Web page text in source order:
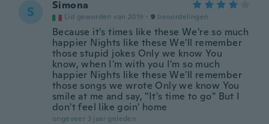
S Simona
Lid geworden van 2019 · 9 beoordelingen
Because it's times like these We're so much
happier Nights like these We'll remember
those stupid jokes Only we know You
know, when I'm with you I'm so much
happier Nights like these We'll remember
those songs we wrote Only we know You
smile at me and say, "It's time to go" But I
don't feel like goin' home
ongeveer 3 jaar geleden